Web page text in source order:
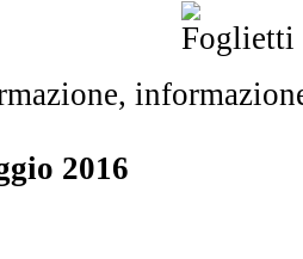
2016